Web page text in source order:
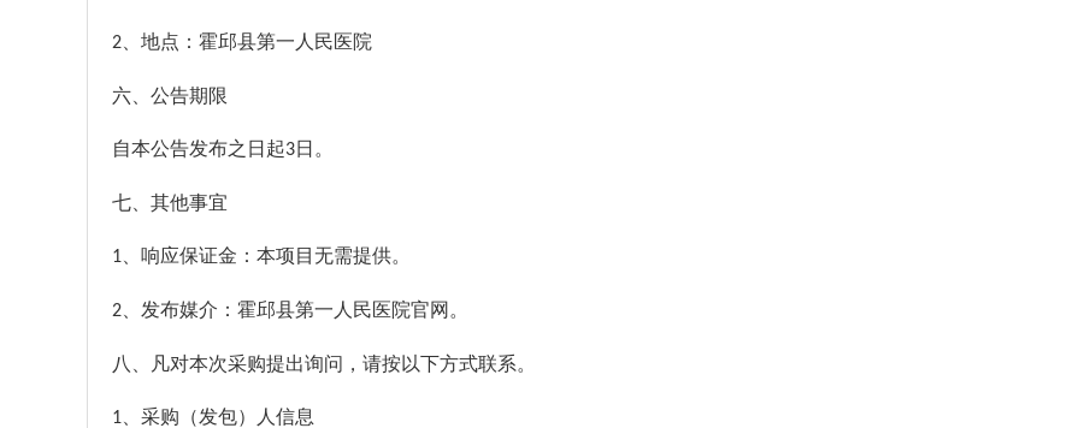
2 、地点： 霍邱县第一人民医院
六、公告期限
自本公告发布之日起3日。
七、其他事宜
1 、响应保证金：本项目无需提供。
2 、发布媒介：霍邱县第一人民医院官网。
八、凡对本次采购提出询问，请按以下方式联系。
1 、采购（发包）人信息